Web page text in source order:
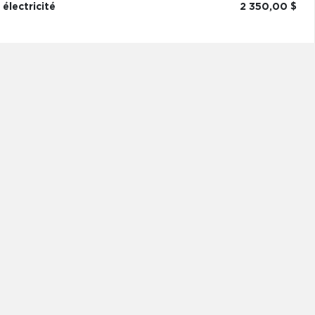
électricité 2 350,00 $